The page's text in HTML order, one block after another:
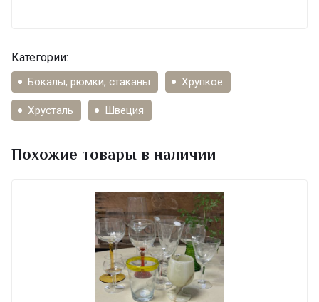
Категории:
Бокалы, рюмки, стаканы Хрупкое
Хрусталь Швеция
Похожие товары в наличии